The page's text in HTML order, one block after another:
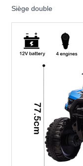
Siège double